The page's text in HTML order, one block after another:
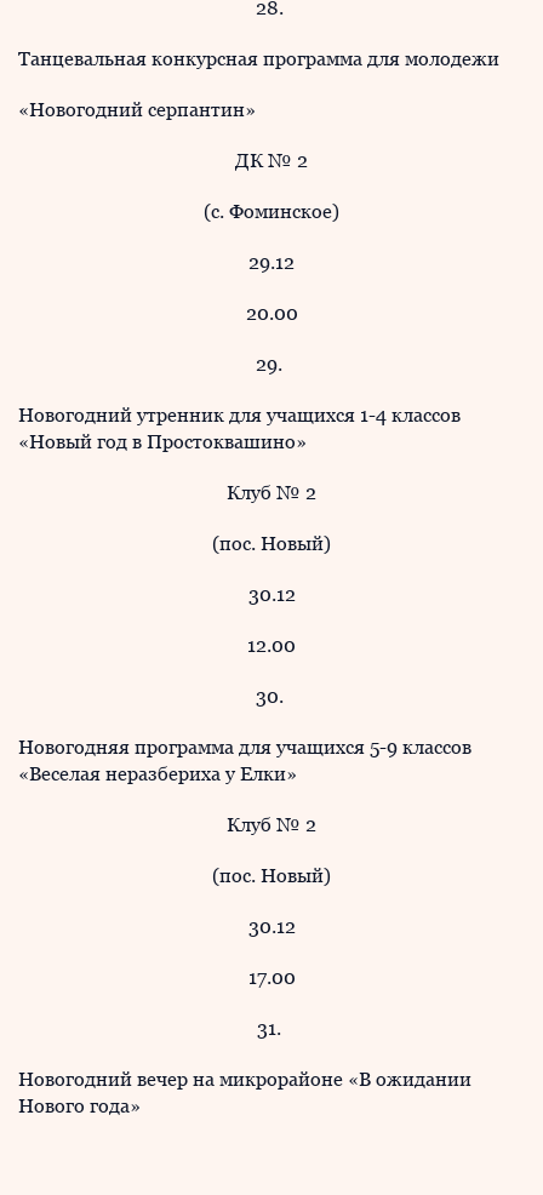
28.
Танцевальная конкурсная программа для молодежи
«Новогодний серпантин»
ДК № 2
(с. Фоминское)
29.12
20.00
29.
Новогодний утренник для учащихся 1-4 классов
«Новый год в Простоквашино»
Клуб № 2
(пос. Новый)
30.12
12.00
30.
Новогодняя программа для учащихся 5-9 классов
«Веселая неразбериха у Елки»
Клуб № 2
(пос. Новый)
30.12
17.00
31.
Новогодний вечер на микрорайоне «В ожидании
Нового года»